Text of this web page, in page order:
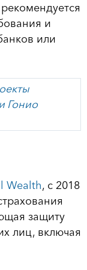
и
или
Гонио
Wealth, с 2018
защиту
лиц, включая